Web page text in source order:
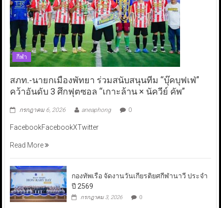
กีฬา
สภท.-นายกเมืองพัทยา ร่วมสนับสนุนทีม “บุ๊คบุฟเฟ่”
คว้าอันดับ 3 ศึกฟุตซอล “เกาะล้าน × นัควีย์ คัพ”
กรกฎาคม 6, 2026 aneaphong 0
FacebookFacebookXTwitter
Read More
กองทัพเรือ จัดงานวันเกียรติยศกีฬานาวี ประจำ
ปี 2569
กรกฎาคม 3, 2026 0